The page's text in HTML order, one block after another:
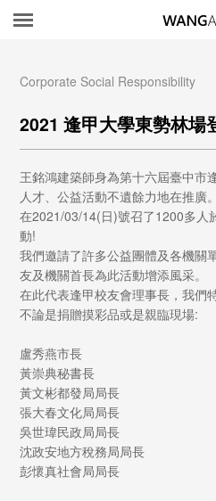
Corporate Social Responsibility
2021 逢甲大學東勢林場
王銘鴻建築師身為第十六屆臺中市
人才、公益活動不遺餘力地在推廣。
在2021/03/14(日)號召了1200多人
動!
我們邀請了許多公益團體及各機關
友及機關首長為此活動增添風采。
在此代表逢甲校友會理事長，我們
不論是捐贈摸彩品或是親臨現場:
盧秀燕市長
黃崇典秘書長
黃文彬都發局局長
張大春文化局局長
吳世瑋民政局局長
沈政安地方稅務局局長
彭懷真社會局局長